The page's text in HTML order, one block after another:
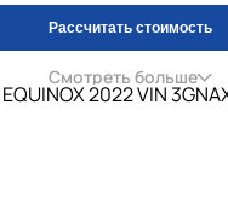
Рассчитать стоимость
Смотреть больше